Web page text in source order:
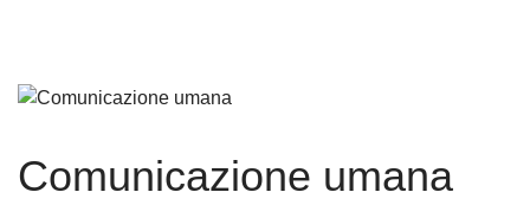
Comunicazione umana